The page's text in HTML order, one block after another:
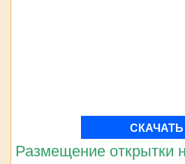
СКАЧАТЬ
Размещение открытки